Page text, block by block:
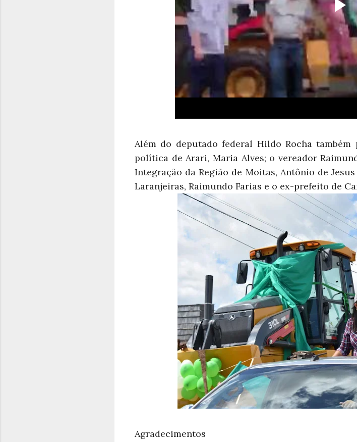
Além do deputado federal Hildo Rocha
política de Arari, Maria Alves; o vereador
Integração da Região de Moitas, Antônio de
Laranjeiras, Raimundo Farias e o ex-prefeito de
Agradecimentos